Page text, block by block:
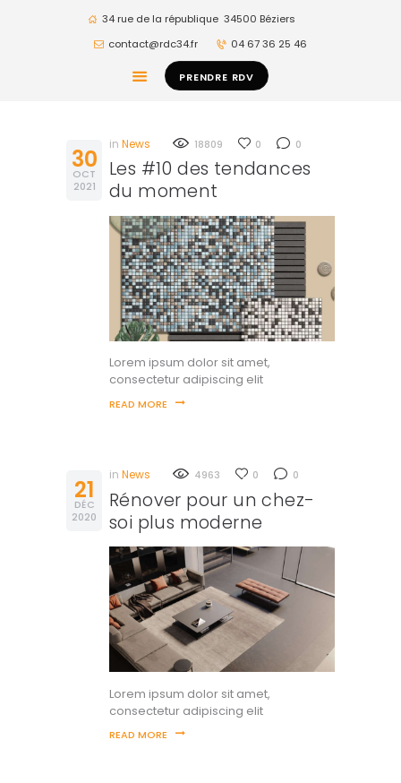
34 rue de la république 34500 Béziers
contact@rdc34.fr
04 67 36 25 46
PRENDRE RDV
ACCUEIL
PRODUITS
REVÊTEMENTS
BLOG
CONTACT
MON PROJET
30
OCT
2021
in News 18809 0 0
Les #10 des tendances
du moment
Lorem ipsum dolor sit amet,
consectetur adipiscing elit
READ MORE
21
DÉC
2020
in News 4963 0 0
Rénover pour un chez-
soi plus moderne
Lorem ipsum dolor sit amet,
consectetur adipiscing elit
READ MORE